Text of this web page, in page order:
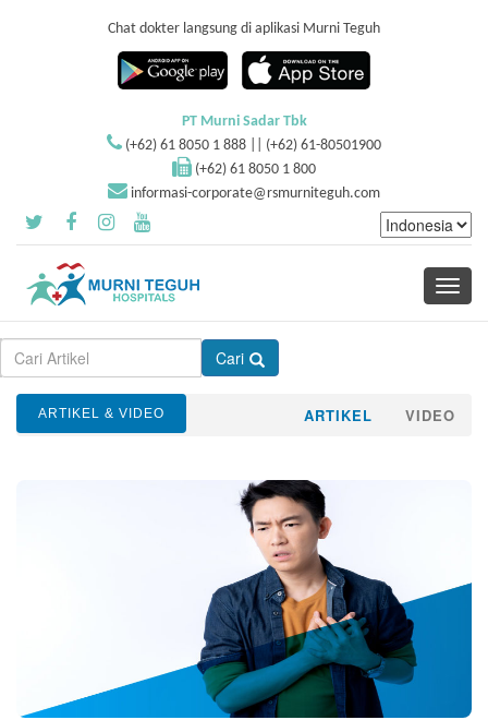
Chat dokter langsung di aplikasi Murni Teguh
PT Murni Sadar Tbk
(+62) 61 8050 1 888 || (+62) 61-80501900
(+62) 61 8050 1 800
informasi-corporate@rsmurniteguh.com
Toggle
Cari
ARTIKEL & VIDEO ARTIKEL VIDEO